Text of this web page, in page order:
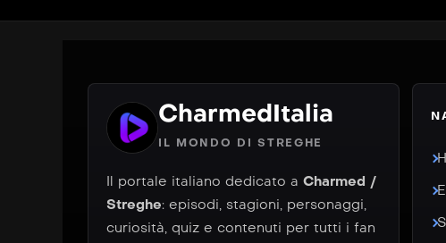
CharmedItalia
IL MONDO DI STREGHE
Il portale italiano dedicato a Charmed /
Streghe: episodi, stagioni, personaggi,
curiosità, quiz e contenuti per tutti i fan